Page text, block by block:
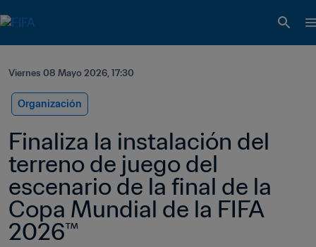
Viernes 08 Mayo 2026, 17:30
Organización
Finaliza la instalación del
terreno de juego del
escenario de la final de la
Copa Mundial de la FIFA
2026™